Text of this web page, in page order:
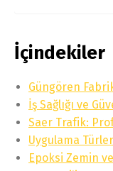
İçindekiler
Güngören
İş Sağlığı ve
Saer Trafik:
Uygulama
Epoksi Zemin